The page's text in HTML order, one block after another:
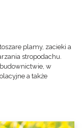
plamy, zacieki a
stropodachu.
w
a także